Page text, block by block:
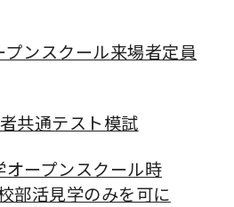
ンスクール来場者定員
共通テスト模試
オープンスクール時
部活見学のみを可に